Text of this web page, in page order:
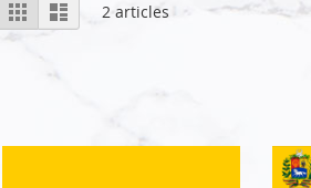
en
GrilleListe 2 articles